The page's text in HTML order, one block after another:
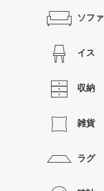
ソファ
イス
収納
雑貨
ラグ